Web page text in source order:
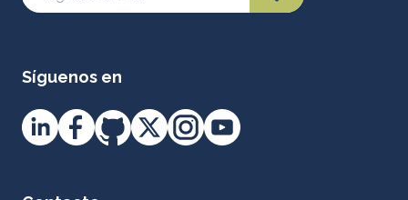
Síguenos en